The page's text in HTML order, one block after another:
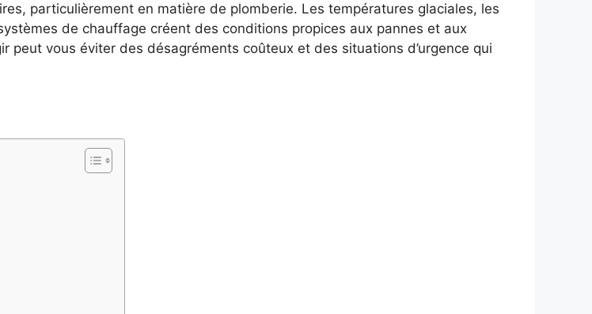
particulièrement en matière de plomberie. Les températures glaciales, les
de chauffage créent des conditions propices aux pannes et aux
peut vous éviter des désagréments coûteux et des situations d’urgence qui